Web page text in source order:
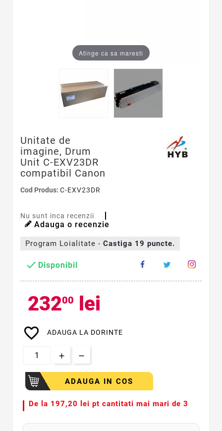
Atinge ca sa maresti
Unitate de
imagine, Drum
Unit C-EXV23DR
compatibil Canon
Cod Produs: C-EXV23DR
Nu sunt inca recenzii
Adauga o recenzie
Program Loialitate - Castiga 19 puncte.
 Disponibil
23200 lei
favorite_border ADAUGA LA DORINTE
ADAUGA IN COS
De la 197,20 lei pt cantitati mai mari de 3